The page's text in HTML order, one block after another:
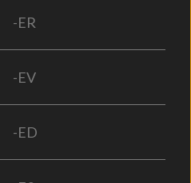
-ER
-EV
-ED